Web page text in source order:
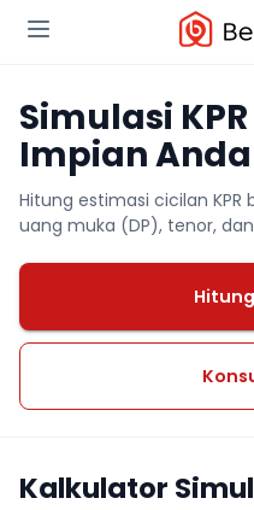
Simulasi
Impian Anda
Hitung estimasi cicilan
uang muka (DP), tenor,
Kalkulator